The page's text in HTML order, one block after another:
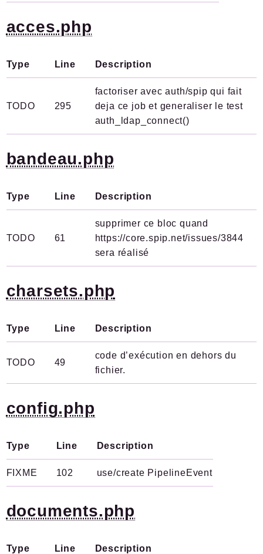
acces.php
Type Line Description
TODO 295
factoriser avec auth/spip qui fait
deja ce job et generaliser le test
auth_ldap_connect()
bandeau.php
Type Line Description
TODO 61
supprimer ce bloc quand
https://core.spip.net/issues/3844
sera réalisé
charsets.php
Type Line Description
TODO 49
code d’exécution en dehors du
fichier.
config.php
Type Line Description
FIXME 102 use/create PipelineEvent
documents.php
Type Line Description